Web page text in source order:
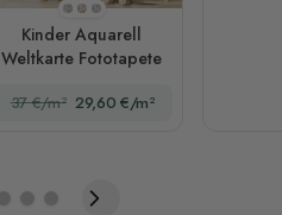
Stil 1
Stil 2
Stil 3
Kinder Aquarell
Weltkarte Fototapete
37 €/m² 29,60 €/m²